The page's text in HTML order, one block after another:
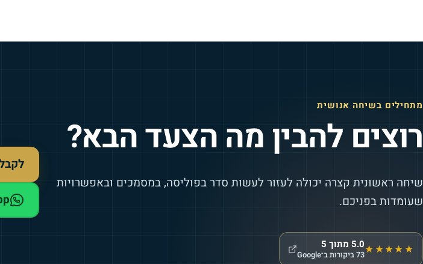
מתחילים בשיחה אנושית
רוצים להבין מה הצעד הבא?
שיחה ראשונית קצרה יכולה לעזור לעשות סדר בפוליסה, במסמכים ובאפשרויות
שעומדות בפניכם.
★★★★★
5.0מתוך 5
73ביקורות ב־Google